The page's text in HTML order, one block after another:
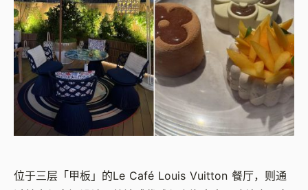
位于三层「甲板」的Le Café Louis Vuitton 餐厅，则通